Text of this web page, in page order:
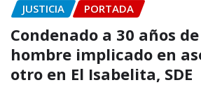
JUSTICIA PORTADA
Condenado a 30 años
hombre implicado en
otro en El Isabelita, SDE